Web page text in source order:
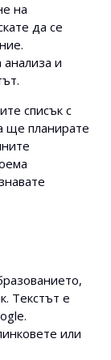
на
да се
анализа и
списък с
ще планирате
Текстът е
или